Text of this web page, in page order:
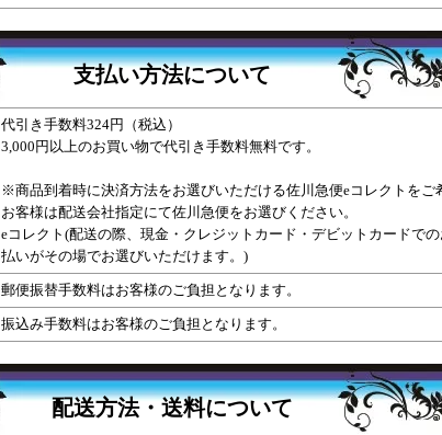
支払い方法について
代引き手数料324円（税込）
3,000円以上のお買い物で代引き手数料無料です。
※商品到着時に決済方法をお選びいただける佐川急便eコレクトをご
お客様は配送会社指定にて佐川急便をお選びください。
eコレクト(配送の際、現金・クレジットカード・デビットカードでの
払いがその場でお選びいただけます。)
郵便振替手数料はお客様のご負担となります。
振込み手数料はお客様のご負担となります。
配送方法・送料について